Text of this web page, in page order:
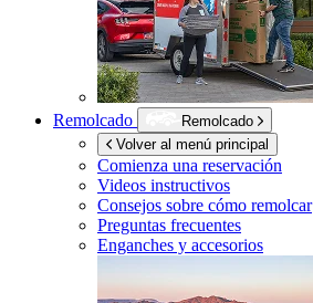
Remolcado
Remolcado
Volver al menú principal
Comienza una reservación
Videos instructivos
Consejos sobre cómo remolcar
Preguntas frecuentes
Enganches y accesorios